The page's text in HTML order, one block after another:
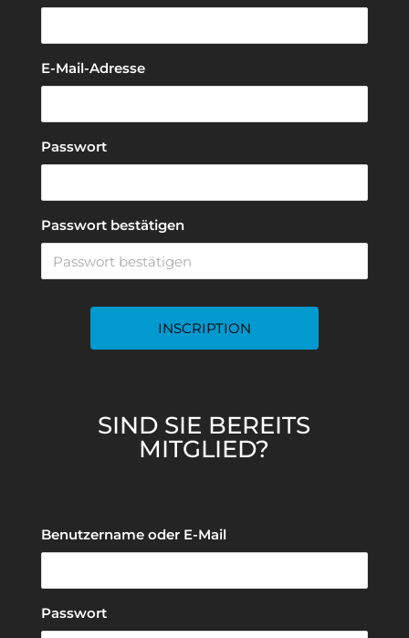
E-Mail-Adresse
Passwort
Passwort bestätigen
SIND SIE BEREITS
MITGLIED?
Benutzername oder E-Mail
Passwort